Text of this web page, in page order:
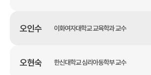
오인수 이화여자대학교 교육학과 교수
오현숙 한신대학교 심리아동학부 교수